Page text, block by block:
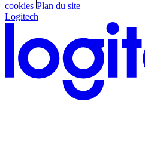
cookies Plan du site
Logitech